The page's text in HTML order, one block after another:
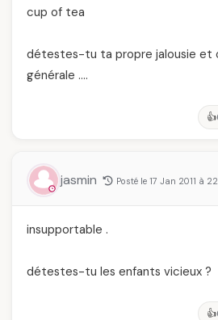
cup of tea
détestes-tu ta propre jalousie et
générale ….
👍
jasmin Posté le 17 Jan 2011 à
insupportable .
détestes-tu les enfants vicieux ?
👍